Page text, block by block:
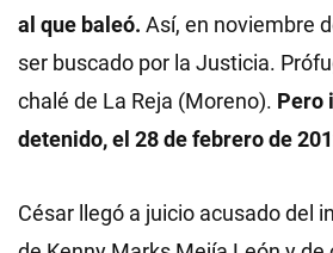
al que baleó. Así, en noviembre
ser buscado por la Justicia.
chalé de La Reja (Moreno). Pero
detenido, el 28 de febrero de
César llegó a juicio acusado del